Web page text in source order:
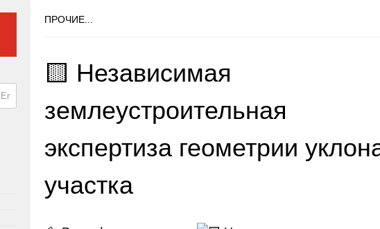
ПРОЧИЕ...
🟨 Независимая
землеустроительная
экспертиза геометрии
участка